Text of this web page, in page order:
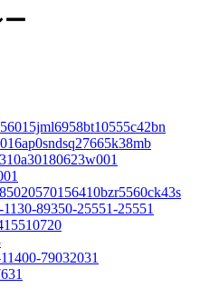
89350-25551-25551
79032031